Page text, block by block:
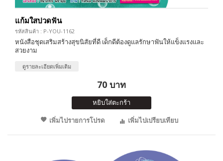
แก้มใสปวดฟัน
รหัสสินค้า : P-YOU-1162
หนังสือชุดเสริมสร้างสุขนิสัยที่ดี เด็กดีต้องดูแลรักษาฟันให้แข็งแรงและ
สวยงาม
ดูรายละเอียดเพิ่มเติม
70 บาท
หยิบใส่ตะกร้า
เพิ่มไปรายการโปรด
เพิ่มไปเปรียบเทียบ